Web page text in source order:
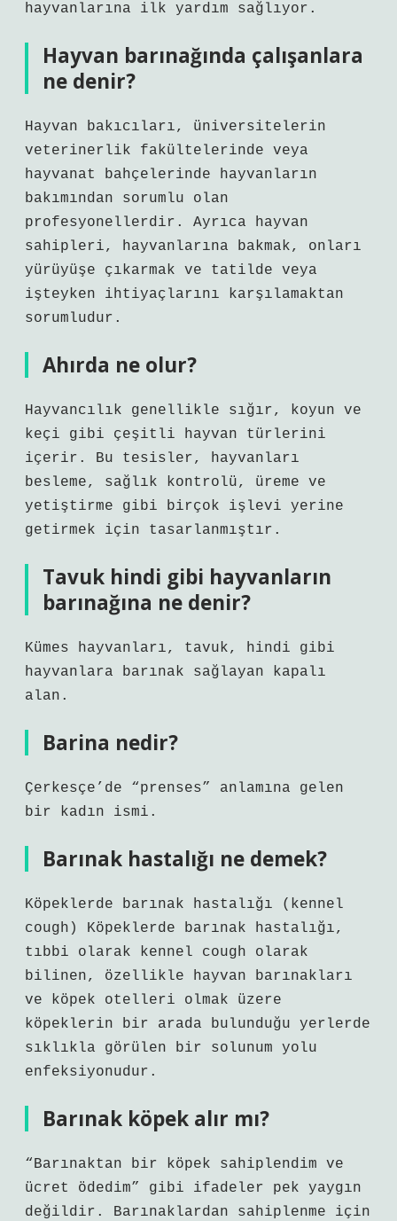
hayvanlarına ilk yardım sağlıyor.
Hayvan barınağında çalışanlara
ne denir?
Hayvan bakıcıları, üniversitelerin
veterinerlik fakültelerinde veya
hayvanat bahçelerinde hayvanların
bakımından sorumlu olan
profesyonellerdir. Ayrıca hayvan
sahipleri, hayvanlarına bakmak, onları
yürüyüşe çıkarmak ve tatilde veya
işteyken ihtiyaçlarını karşılamaktan
sorumludur.
Ahırda ne olur?
Hayvancılık genellikle sığır, koyun ve
keçi gibi çeşitli hayvan türlerini
içerir. Bu tesisler, hayvanları
besleme, sağlık kontrolü, üreme ve
yetiştirme gibi birçok işlevi yerine
getirmek için tasarlanmıştır.
Tavuk hindi gibi hayvanların
barınağına ne denir?
Kümes hayvanları, tavuk, hindi gibi
hayvanlara barınak sağlayan kapalı
alan.
Barina nedir?
Çerkesçe’de “prenses” anlamına gelen
bir kadın ismi.
Barınak hastalığı ne demek?
Köpeklerde barınak hastalığı (kennel
cough) Köpeklerde barınak hastalığı,
tıbbi olarak kennel cough olarak
bilinen, özellikle hayvan barınakları
ve köpek otelleri olmak üzere
köpeklerin bir arada bulunduğu yerlerde
sıklıkla görülen bir solunum yolu
enfeksiyonudur.
Barınak köpek alır mı?
“Barınaktan bir köpek sahiplendim ve
ücret ödedim” gibi ifadeler pek yaygın
değildir. Barınaklardan sahiplenme için